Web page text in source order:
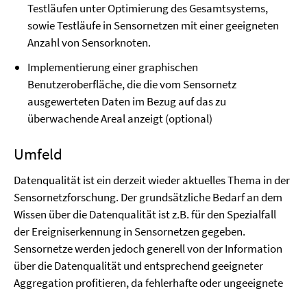
Testläufen unter Optimierung des Gesamtsystems,
sowie Testläufe in Sensornetzen mit einer geeigneten
Anzahl von Sensorknoten.
Implementierung einer graphischen
Benutzeroberfläche, die die vom Sensornetz
ausgewerteten Daten im Bezug auf das zu
überwachende Areal anzeigt (optional)
Umfeld
Datenqualität ist ein derzeit wieder aktuelles Thema in der
Sensornetzforschung. Der grundsätzliche Bedarf an dem
Wissen über die Datenqualität ist z.B. für den Spezialfall
der Ereigniserkennung in Sensornetzen gegeben.
Sensornetze werden jedoch generell von der Information
über die Datenqualität und entsprechend geeigneter
Aggregation profitieren, da fehlerhafte oder ungeeignete